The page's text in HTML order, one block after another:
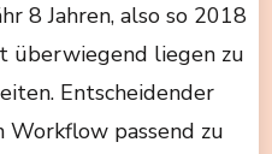
8 Jahren, also so 2018
überwiegend liegen zu
Entscheidender
Workflow passend zu